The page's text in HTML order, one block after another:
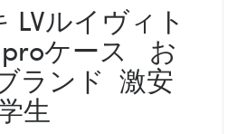
LVルイヴィト
ケース お
ランド 激安
生